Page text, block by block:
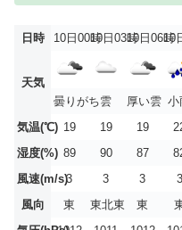
日時 10日00時10日03時10日06時
10
天気
曇りがち雲 厚い雲 小
気温(℃) 19 19 19
湿度(%) 89 90 87
風速(m/s)3 3 3 3
風向
東 東北東 東